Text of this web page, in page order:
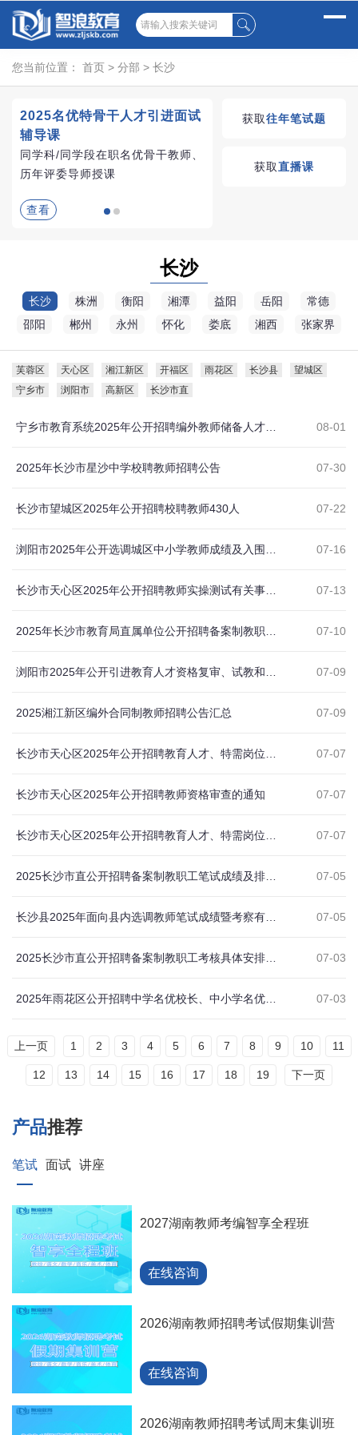
您当前位置： 首页 > 分部 > 长沙
2025名优特骨干人才引进面试
辅导课
同学科/同学段在职名优骨干教师、
历年评委导师授课
查看
湖南教师招聘考试优
获取往年笔试题
获取直播课
长沙
长沙 株洲 衡阳 湘潭 益阳 岳阳
常德
邵阳
郴州 永州 怀化 娄底 湘西 张家界
芙蓉区 天心区 湘江新区 开福区 雨花区 长沙县
望城区
宁乡市
浏阳市 高新区 长沙市直
08-01
07-30
2025年长沙市星沙中学校聘教师招聘公告
07-22
长沙市望城区2025年公开招聘校聘教师430人
07-16
07-13
07-10
07-09
07-09
2025湘江新区编外合同制教师招聘公告汇总
07-07
07-07
长沙市天心区2025年公开招聘教师资格审查的通知
07-07
07-05
07-05
07-03
07-03
上一页 1 2 3 4 5 6 7 8 9 10 11
12 13 14 15 16 17 18 19 下一页
产品推荐
笔试 面试 讲座
2027湖南教师考编智享全程班
在线咨询
2026湖南教师招聘考试假期集训营
在线咨询
2026湖南教师招聘考试周末集训班